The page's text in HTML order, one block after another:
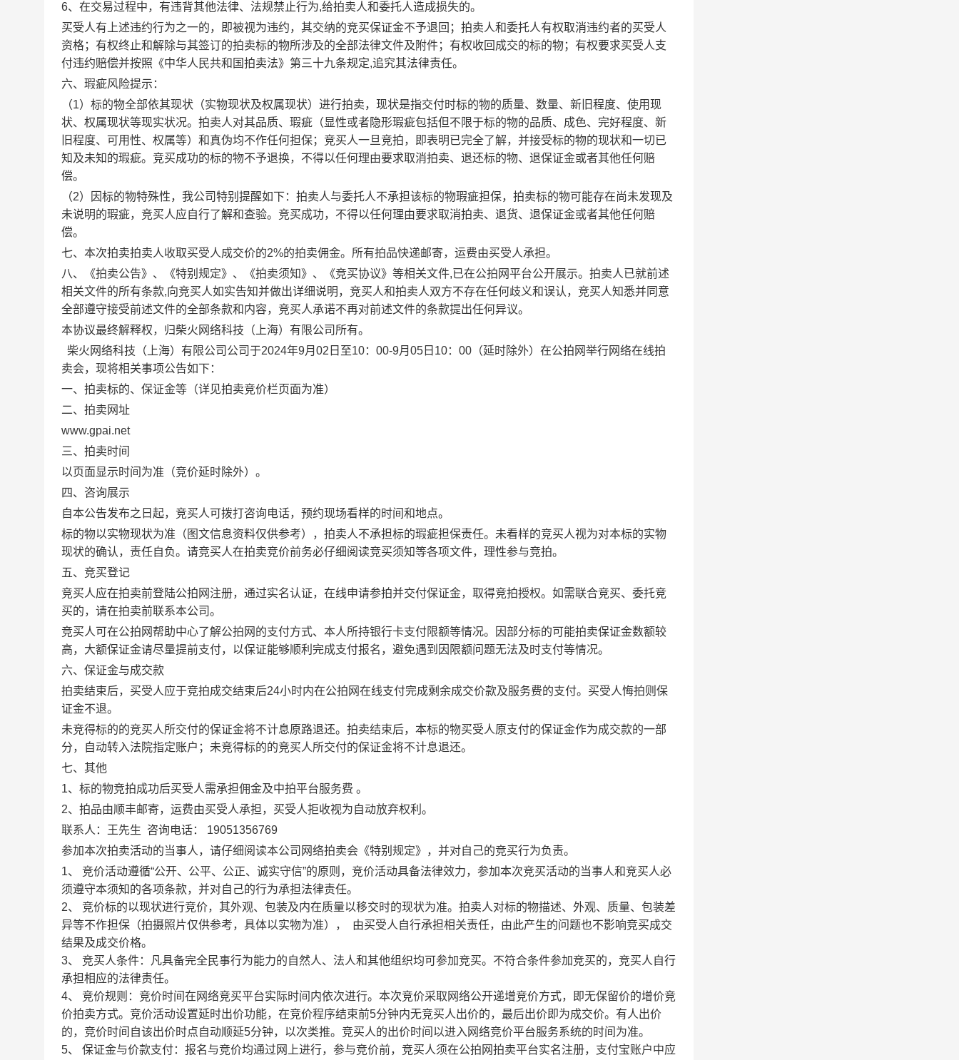
6、在交易过程中，有违背其他法律、法规禁止行为,给拍卖人和委托人造成损失的。
买受人有上述违约行为之一的，即被视为违约，其交纳的竞买保证金不予退回；拍卖人和委托人有权取消违约者的买受人
资格；有权终止和解除与其签订的拍卖标的物所涉及的全部法律文件及附件；有权收回成交的标的物；有权要求买受人支
付违约赔偿并按照《中华人民共和国拍卖法》第三十九条规定,追究其法律责任。
六、瑕疵风险提示：
（1）标的物全部依其现状（实物现状及权属现状）进行拍卖，现状是指交付时标的物的质量、数量、新旧程度、使用现
状、权属现状等现实状况。 拍卖人对其品质、瑕疵（显性或者隐形瑕疵包括但不限于标的物的品质、成色、完好程度、新
旧程度、可用性、权属等）和真伪均不作任何担保； 竞买人一旦竞拍，即表明已完全了解，并接受标的物的现状和一切已
知及未知的瑕疵。 竞买成功的标的物不予退换，不得以任何理由要求取消拍卖、退还标的物、退保证金或者其他任何赔
偿。
（2）因标的物特殊性，我公司特别提醒如下：拍卖人与委托人不承担该标的物瑕疵担保，拍卖标的物可能存在尚未发现及
未说明的瑕疵，竞买人应自行了解和查验。竞买成功，不得以任何理由要求取消拍卖、退货、退保证金或者其他任何赔
偿。
七、本次拍卖拍卖人收取买受人成交价的2%的拍卖佣金。 所有拍品快递邮寄，运费由买受人承担。
八、
《拍卖公告》、《特别规定》、《拍卖须知》、《竞买协议》等相关文件,已在公拍网平台公开展示。拍卖人已就前述
相关文件的所有条款,向竞买人如实告知并做出详细说明，竞买人和拍卖人双方不存在任何歧义和误认，竞买人知悉并同意
全部遵守接受前述文件的全部条款和内容，竞买人承诺不再对前述文件的条款提出任何异议。
本协议最终解释权，归柴火网络科技（上海）有限公司 所有。
柴火网络科技（上海）有限公司公司于2024年9月02 日至10： 00-9月05 日 10： 00 （延时除外）在公拍网举行网络在线拍
卖会，现将相关事项公告如下：
一、拍卖标的、保证金等（详见拍卖竞价栏页面为准）
二、拍卖网址
www.gpai.net
三、拍卖时间
以页面显示时间为准（竞价延时除外）。
四、咨询展示
自本公告发布之日起，竞买人可拨打咨询电话，预约现场看样的时间和地点。
标的物以实物现状为准（图文信息资料仅供参考），拍卖人不承担标的瑕疵担保责任。未看样的竞买人视为对本标的实物
现状的确认，责任自负。请竞买人在拍卖竞价前务必仔细阅读竞买须知等各项文件，理性参与竞拍。
五、竞买登记
竞买人应在拍卖前登陆公拍网注册，通过实名认证，在线申请参拍并交付保证金，取得竞拍授权。如需联合竞买、委托竞
买的，请在拍卖前联系本公司。
竞买人可在公拍网帮助中心了解公拍网的支付方式、本人所持银行卡支付限额等情况。因部分标的可能拍卖保证金数额较
高，大额保证金请尽量提前支付，以保证能够顺利完成支付报名，避免遇到因限额问题无法及时支付等情况。
六、保证金与成交款
拍卖结束后，买受人应于竞拍成交结束后24小时内在公拍网在线支付完成剩余成交价款及服务费的支付。买受人悔拍则保
证金不退。
未竞得标的的竞买人所交付的保证金将不计息原路退还。 拍卖结束后，本标的物买受人原支付的保证金作为成交款的一部
分，自动转入法院指定账户；未竞得标的的竞买人所交付的保证金将不计息退还。
七、其他
1、标的物竞拍成功后买受人需承担佣金及中拍平台服务费 。
2、拍品由顺丰邮寄，运费由买受人承担，买受人拒收视为自动放弃权利。
联系人：
王先生 咨询电话：
19051356769
参加本次拍卖活动的当事人，请仔细阅读本公司网络拍卖会《特别规定》，并对自己的竞买行为负责。
1、 竞价活动遵循“公开、公平、公正、诚实守信”的原则，竞价活动具备法律效力，参加本次竞买活动的当事人和竞买人必
须遵守本须知的各项条款，并对自己的行为承担法律责任。
2、 竞价标的以现状进行竞价，其外观、包装及内在质量以移交时的现状为准。拍卖人对标的物描述、外观、质量、包装差
异等不作担保（拍摄照片仅供参考，具体以实物为准）， 由买受人自行承担相关责任，由此产生的问题也不影响竞买成交
结果及成交价格。
3、 竞买人条件：凡具备完全民事行为能力的自然人、法人和其他组织均可参加竞买。不符合条件参加竞买的，竞买人自行
承担相应的法律责任。
4、 竞价规则：竞价时间在网络竞买平台实际时间内依次进行。本次竞价采取网络公开递增竞价方式，即无保留价的增价竞
价拍卖方式。竞价活动设置延时出价功能，在竞价程序结束前5分钟内无竞买人出价的，最后出价即为成交价。有人出价
的，竞价时间自该出价时点自动顺延5分钟，以次类推。竞买人的出价时间以进入网络竞价平台服务系统的时间为准。
5、 保证金与价款支付：报名与竞价均通过网上进行，参与竞价前，竞买人须在公拍网拍卖平台实名注册，支付宝账户中应